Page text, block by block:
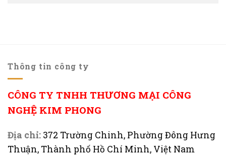
Thông tin công ty
CÔNG TY TNHH THƯƠNG MẠI CÔNG
NGHỆ KIM PHONG
Địa chỉ: 372 Trường Chinh, Phường Đông Hưng
Thuận, Thành phố Hồ Chí Minh, Việt Nam